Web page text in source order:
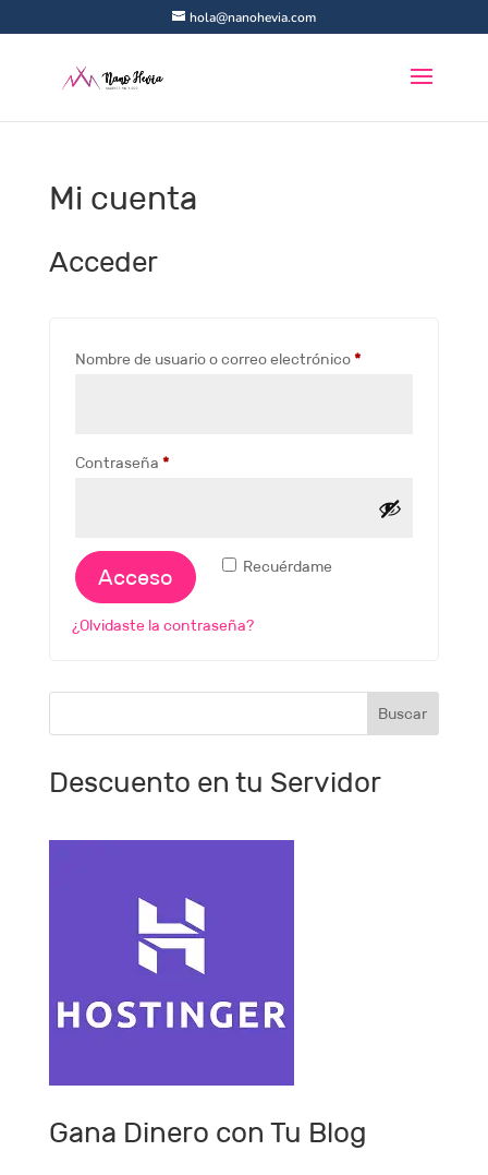
hola@nanohevia.com
Mi cuenta
Acceder
Nombre de usuario o correo electrónico*Obligatorio
Contraseña *Obligatorio
Recuérdame
Acceso
¿Olvidaste la contraseña?
Descuento en tu Servidor
Gana Dinero con Tu Blog